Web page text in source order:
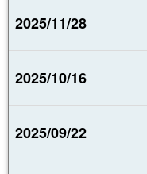
2025/11/28
2025/10/16
2025/09/22